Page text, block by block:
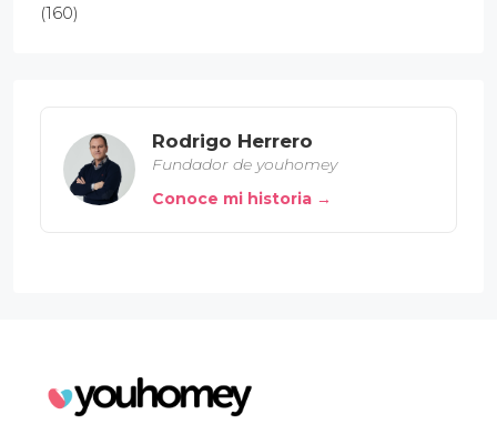
(160)
Rodrigo Herrero
Fundador de youhomey
Conoce mi historia →